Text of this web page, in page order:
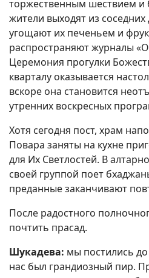
торжественным шествием и
жители выходят из
угощают их печеньем и
распространяют журналы
Церемония прогулки
кварталу оказывается
вскоре она становится
утренних воскресных
Хотя сегодня пост, храм
Повара заняты на кухне
для Их Светлостей. В
своей группой поет
преданные заканчивают
После радостного
почтить прасад.
Шукадева: мы постились
нас был грандиозный пир.